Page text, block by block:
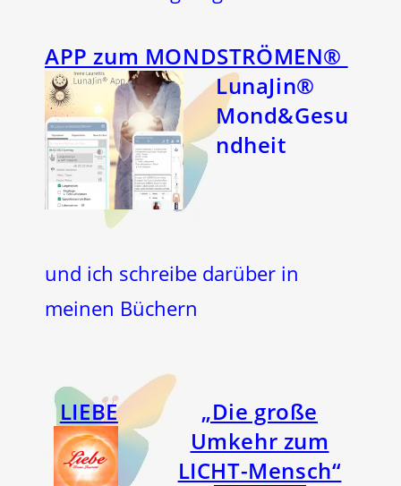
APP zum MONDSTRÖMEN®
LunaJin®
Mond&Gesu
ndheit
und ich schreibe darüber in
meinen Büchern
LIEBE
„Die große
Umkehr zum
LICHT-Mensch“